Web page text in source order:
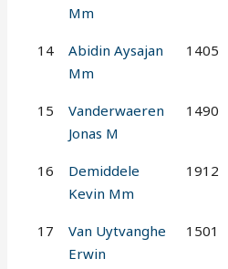
Mm
14
Abidin Aysajan
Mm
1405
15
Vanderwaeren
Jonas M
1490
16
Demiddele
Kevin Mm
1912
17
Van Uytvanghe
Erwin
1501